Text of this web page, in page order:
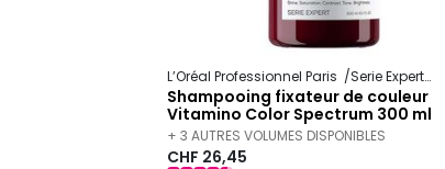
L’Oréal Professionnel Paris Serie Expert
Shampooing fixateur de couleur
Vitamino Color Spectrum 300 ml
+ 3 AUTRES VOLUMES DISPONIBLES
CHF 26,45